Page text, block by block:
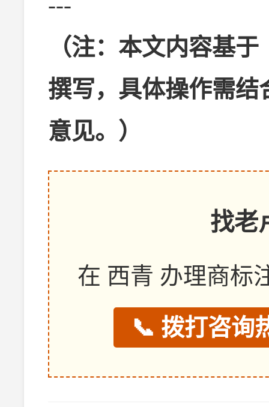
（注：本文内容基
撰写，具体操作需结
意见。）
找老
在 西青 办理商标
📞 拨打咨询